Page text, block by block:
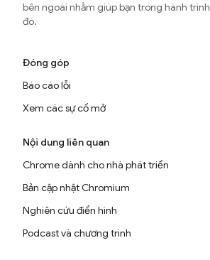
bên ngoài nhằm giúp bạn trong hành trình
đó.
Đóng góp
Báo cáo lỗi
Xem các sự cố mở
Nội dung liên quan
Chrome dành cho nhà phát triển
Bản cập nhật Chromium
Nghiên cứu điển hình
Podcast và chương trình